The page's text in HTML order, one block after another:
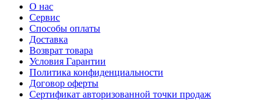
О нас
Сервис
Способы оплаты
Доставка
Возврат товара
Условия Гарантии
Политика конфиденциальности
Договор оферты
Сертификат авторизованной точки продаж